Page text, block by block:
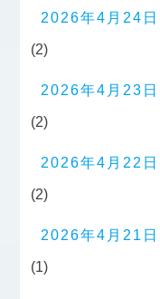
2026年4月24日
(2)
2026年4月23日
(2)
2026年4月22日
(2)
2026年4月21日
(1)